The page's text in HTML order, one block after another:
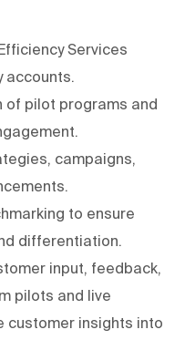
Services
accounts.
of pilot programs and
campaigns,
to ensure
differentiation.
input, feedback,
pilots and live
customer insights into